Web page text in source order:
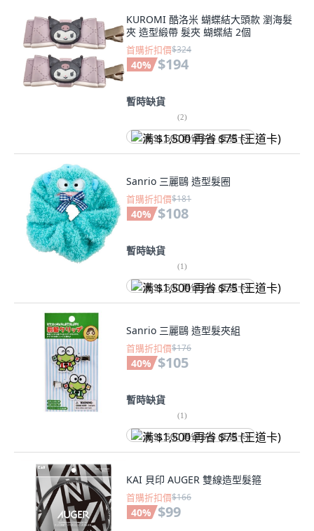
KUROMI 酷洛米 蝴蝶結大頭款 瀏海髮
夾 造型緞帶 髮夾 蝴蝶結 2個
首購折扣價$324
40% $194
暫時缺貨
(2)
满 $1,500 再省 $75 (王道卡)
Sanrio 三麗鷗 造型髮圈
首購折扣價$181
40% $108
暫時缺貨
(1)
满 $1,500 再省 $75 (王道卡)
Sanrio 三麗鷗 造型髮夾組
首購折扣價$176
40% $105
暫時缺貨
(1)
满 $1,500 再省 $75 (王道卡)
KAI 貝印 AUGER 雙線造型髮箍
首購折扣價$166
40% $99